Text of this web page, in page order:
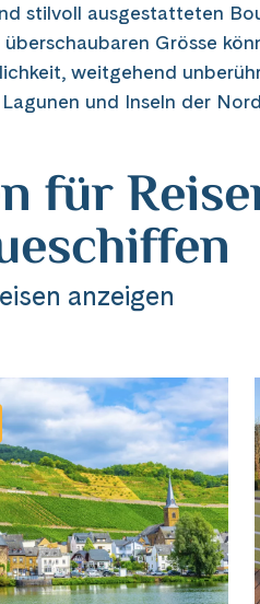
stilvoll ausgestatteten
Grösse
weitgehend
und Inseln der
für
anzeigen